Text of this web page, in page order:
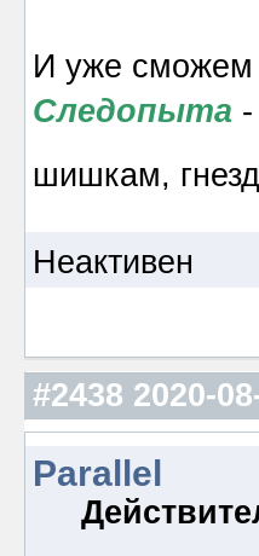
И уже сможем
Следопыта
шишкам,
Неактивен
#2438 2020-
Parallel